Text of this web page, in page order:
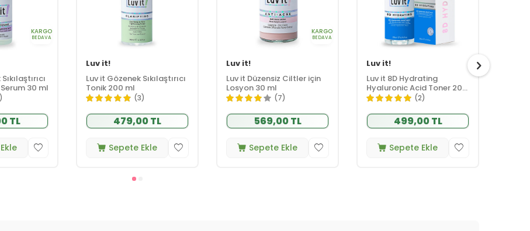
KARGO
BEDAVA
30 ml
TL
Luv it!
Luv it Gözenek Sıkılaştırıcı
Tonik 200 ml
(3)
479,00 TL
Sepete Ekle
KARGO
BEDAVA
Luv it!
Luv it Düzensiz Ciltler için
Losyon 30 ml
(7)
569,00 TL
Sepete Ekle
Luv it!
Luv it 8D Hydrating
Hyaluronic Acid Toner 200
ml
(2)
499,00 TL
Sepete Ekle